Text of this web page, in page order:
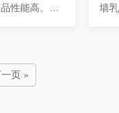
性能高。有
墙
页 »